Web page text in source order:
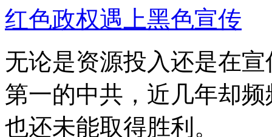
红色政权遇上黑色宣传
无论是资源投入还是在
第一的中共，近几年却
也还未能取得胜利。